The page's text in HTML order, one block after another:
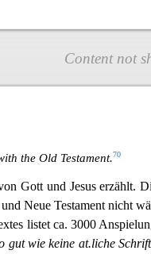
Content not
the Old Testament.70
Gott und Jesus erzählt.
Neue Testament nicht
listet ca. 3000
gut wie keine at.liche